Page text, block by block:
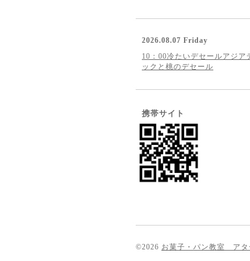
2026.08.07 Friday
10：00冷たいデセールアジア
ックと桃のデセール
携帯サイト
©2026 お菓子・パン教室 アタ